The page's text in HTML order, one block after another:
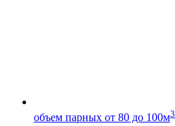
объем парных от 80 до 100м3